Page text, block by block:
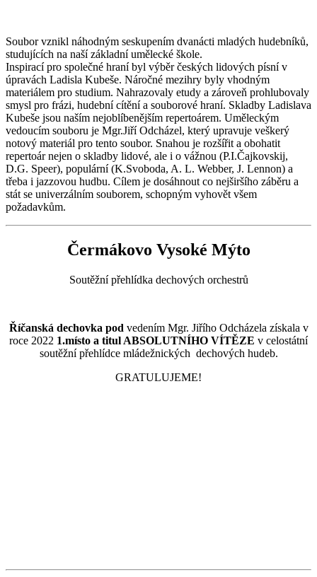
Soubor vznikl náhodným seskupením dvanácti mladých hudebníků,
studujících na naší základní umělecké škole.
Inspirací pro společné hraní byl výběr českých lidových písní v
úpravách Ladisla Kubeše. Náročné mezihry byly vhodným
materiálem pro studium. Nahrazovaly etudy a zároveň prohlubovaly
smysl pro frázi, hudební cítění a souborové hraní. Skladby Ladislava
Kubeše jsou naším nejoblíbenějším repertoárem. Uměleckým
vedoucím souboru je Mgr.Jiří Odcházel, který upravuje veškerý
notový materiál pro tento soubor. Snahou je rozšířit a obohatit
repertoár nejen o skladby lidové, ale i o vážnou (P.I.Čajkovskij,
D.G. Speer), populární (K.Svoboda, A. L. Webber, J. Lennon) a
třeba i jazzovou hudbu. Cílem je dosáhnout co nejširšího záběru a
stát se univerzálním souborem, schopným vyhovět všem
požadavkům.
Čermákovo Vysoké Mýto
Soutěžní přehlídka dechových orchestrů
Říčanská dechovka pod vedením Mgr. Jiřího Odcházela získala v
roce 2022 1.místo a titul ABSOLUTNÍHO VÍTĚZE v celostátní
soutěžní přehlídce mládežnických dechových hudeb.
GRATULUJEME!